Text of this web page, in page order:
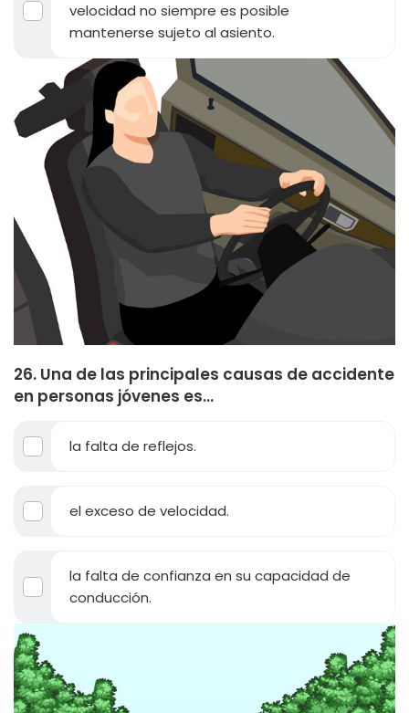
velocidad no siempre es posible
mantenerse sujeto al asiento.
26. Una de las principales causas de accidente
en personas jóvenes es...
la falta de reflejos.
el exceso de velocidad.
la falta de confianza en su capacidad de
conducción.